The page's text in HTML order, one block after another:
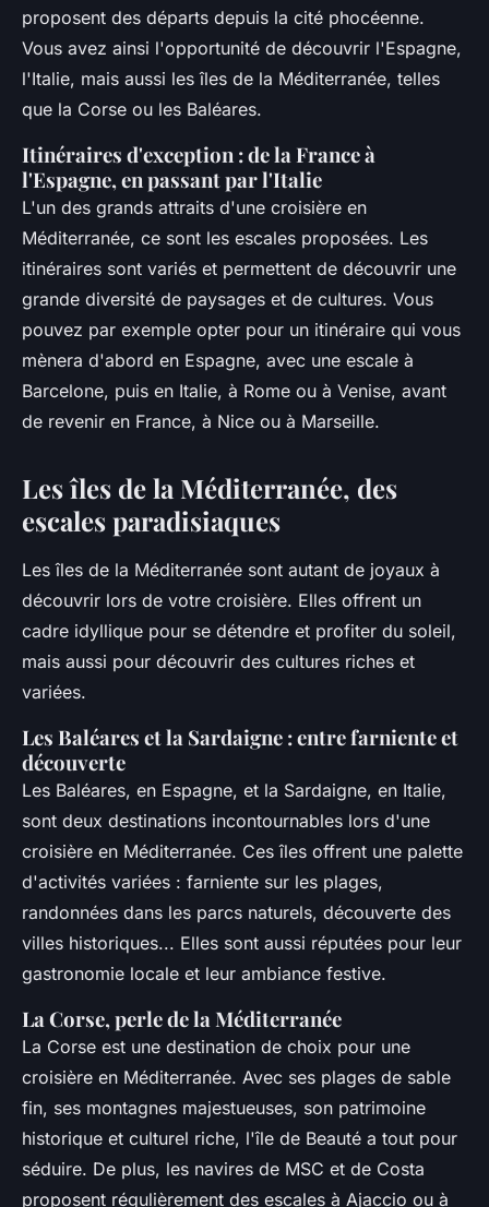
proposent des départs depuis la cité phocéenne.
Vous avez ainsi l'opportunité de découvrir l'Espagne,
l'Italie, mais aussi les îles de la Méditerranée, telles
que la Corse ou les Baléares.
Itinéraires d'exception : de la France à
l'Espagne, en passant par l'Italie
L'un des grands attraits d'une croisière en
Méditerranée, ce sont les escales proposées. Les
itinéraires sont variés et permettent de découvrir une
grande diversité de paysages et de cultures. Vous
pouvez par exemple opter pour un itinéraire qui vous
mènera d'abord en Espagne, avec une escale à
Barcelone, puis en Italie, à Rome ou à Venise, avant
de revenir en France, à Nice ou à Marseille.
Les îles de la Méditerranée, des
escales paradisiaques
Les îles de la Méditerranée sont autant de joyaux à
découvrir lors de votre croisière. Elles offrent un
cadre idyllique pour se détendre et profiter du soleil,
mais aussi pour découvrir des cultures riches et
variées.
Les Baléares et la Sardaigne : entre farniente et
découverte
Les Baléares, en Espagne, et la Sardaigne, en Italie,
sont deux destinations incontournables lors d'une
croisière en Méditerranée. Ces îles offrent une palette
d'activités variées : farniente sur les plages,
randonnées dans les parcs naturels, découverte des
villes historiques... Elles sont aussi réputées pour leur
gastronomie locale et leur ambiance festive.
La Corse, perle de la Méditerranée
La Corse est une destination de choix pour une
croisière en Méditerranée. Avec ses plages de sable
fin, ses montagnes majestueuses, son patrimoine
historique et culturel riche, l'île de Beauté a tout pour
séduire. De plus, les navires de MSC et de Costa
proposent régulièrement des escales à Ajaccio ou à